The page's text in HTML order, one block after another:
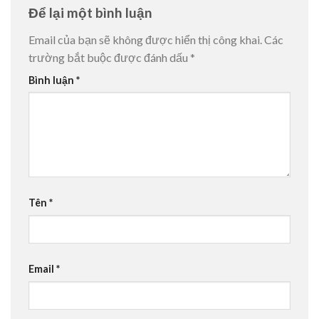
Để lại một bình luận
Email của bạn sẽ không được hiển thị công khai. Các
trường bắt buộc được đánh dấu *
Bình luận *
Tên *
Email *